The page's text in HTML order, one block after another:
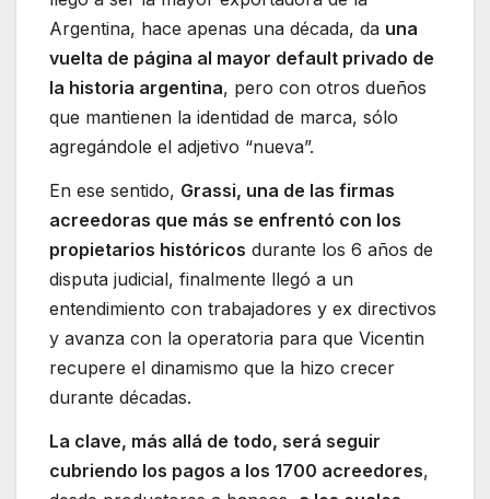
Argentina, hace apenas una década, da una
vuelta de página al mayor default privado de
la historia argentina, pero con otros dueños
que mantienen la identidad de marca, sólo
agregándole el adjetivo “nueva”.
En ese sentido, Grassi, una de las firmas
acreedoras que más se enfrentó con los
propietarios históricos durante los 6 años de
disputa judicial, finalmente llegó a un
entendimiento con trabajadores y ex directivos
y avanza con la operatoria para que Vicentin
recupere el dinamismo que la hizo crecer
durante décadas.
La clave, más allá de todo, será seguir
cubriendo los pagos a los 1700 acreedores,